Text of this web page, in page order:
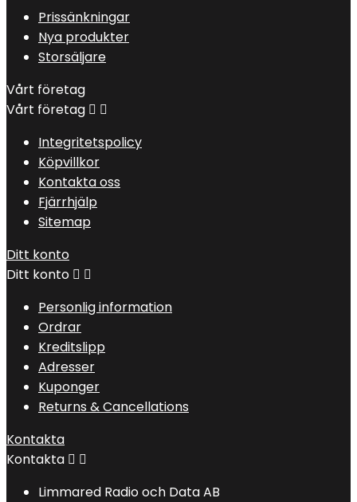
Prissänkningar
Nya produkter
Storsäljare
Vårt företag
Vårt företag  
Integritetspolicy
Köpvillkor
Kontakta oss
Fjärrhjälp
Sitemap
Ditt konto
Ditt konto  
Personlig information
Ordrar
Kreditslipp
Adresser
Kuponger
Returns & Cancellations
Kontakta
Kontakta  
Limmared Radio och Data AB